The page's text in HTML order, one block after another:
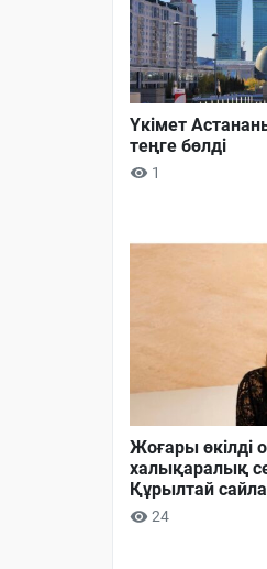
Үкімет
теңге бөлді
1
Жоғары өкілді
халықаралық
Құрылтай
24